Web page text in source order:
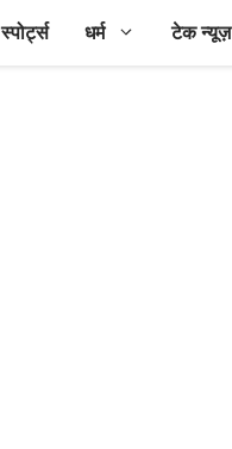
स्पोर्ट्स धर्म टेक न्यूज़